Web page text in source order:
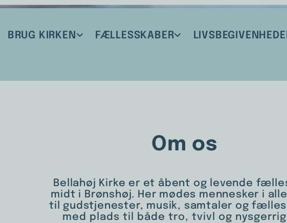
BRUG KIRKEN FÆLLESSKABER
Om os
Bellahøj Kirke er et åbent og levende
midt i Brønshøj. Her mødes mennesker i
til gudstjenester, musik, samtaler og
med plads til både tro, tvivl og